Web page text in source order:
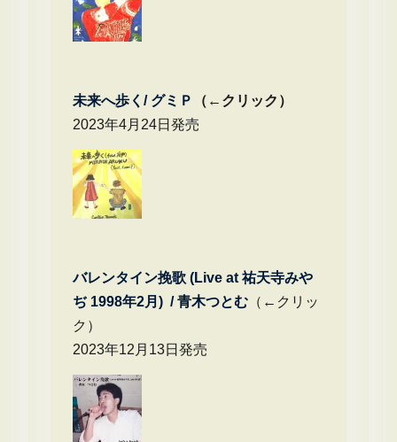
未来へ歩く/ グミＰ
（←クリック）
2023年4月24日発売
バレンタイン挽歌 (Live at 祐天寺みや
ぢ 1998年2月) / 青木つとむ（←クリッ
ク）
2023年12月13日発売